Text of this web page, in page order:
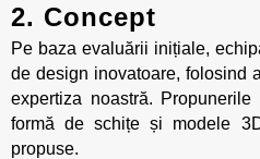
2. Concept
Pe baza evaluării inițiale,
de design inovatoare, folosind
expertiza noastră.
formă de schițe și modele
propuse.